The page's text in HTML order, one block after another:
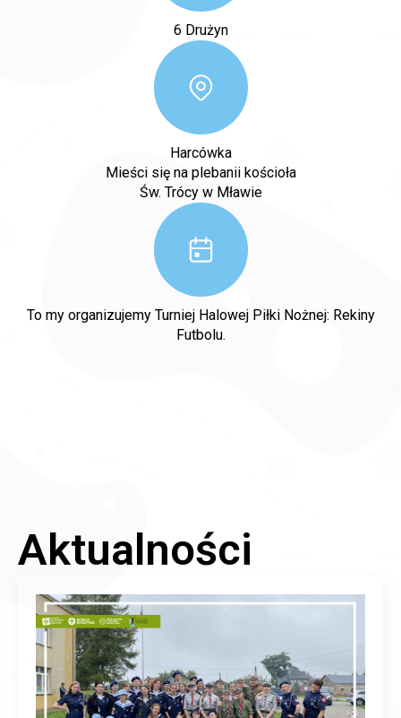
6 Drużyn
Harcówka
Mieści się na plebanii kościoła
Św. Trócy w Mławie
To my organizujemy Turniej Halowej Piłki Nożnej: Rekiny
Futbolu.
Aktualności